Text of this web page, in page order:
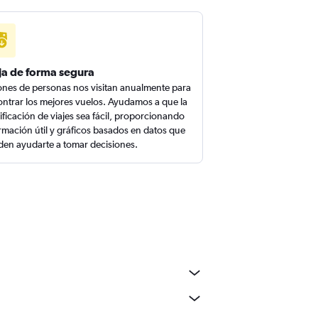
de forma segura
de personas nos visitan anualmente para
los mejores vuelos. Ayudamos a que la
de viajes sea fácil, proporcionando
útil y gráficos basados en datos que
ayudarte a tomar decisiones.